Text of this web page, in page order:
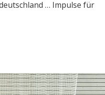
… Impulse für